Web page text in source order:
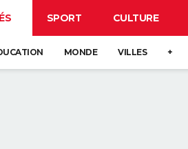
SPORT CULTURE
MONDE VILLES +